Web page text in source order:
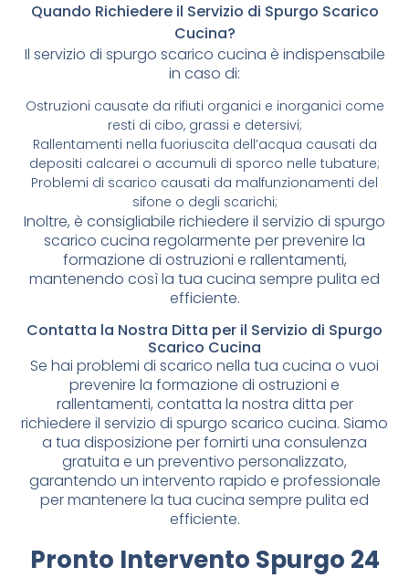
Quando Richiedere il Servizio di Spurgo Scarico
Cucina?
Il servizio di spurgo scarico cucina è indispensabile
in caso di:
Ostruzioni causate da rifiuti organici e inorganici come
resti di cibo, grassi e detersivi;
Rallentamenti nella fuoriuscita dell’acqua causati da
depositi calcarei o accumuli di sporco nelle tubature;
Problemi di scarico causati da malfunzionamenti del
sifone o degli scarichi;
Inoltre, è consigliabile richiedere il servizio di spurgo
scarico cucina regolarmente per prevenire la
formazione di ostruzioni e rallentamenti,
mantenendo così la tua cucina sempre pulita ed
efficiente.
Contatta la Nostra Ditta per il Servizio di Spurgo
Scarico Cucina
Se hai problemi di scarico nella tua cucina o vuoi
prevenire la formazione di ostruzioni e
rallentamenti, contatta la nostra ditta per
richiedere il servizio di spurgo scarico cucina. Siamo
a tua disposizione per fornirti una consulenza
gratuita e un preventivo personalizzato,
garantendo un intervento rapido e professionale
per mantenere la tua cucina sempre pulita ed
efficiente.
Pronto Intervento Spurgo 24